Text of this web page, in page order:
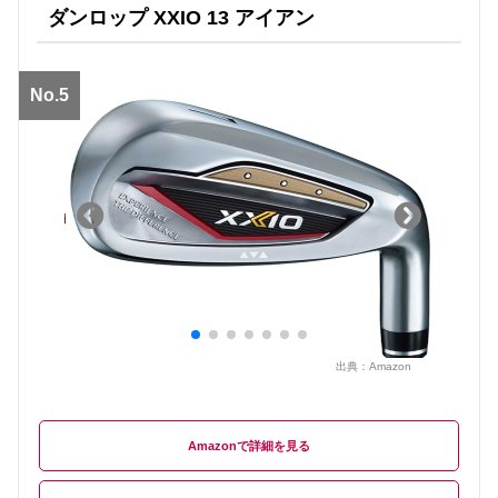
ダンロップ XXIO 13 アイアン
No.5
出典： Amazon
Amazon